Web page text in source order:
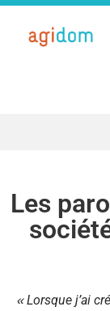
Les
«Lorsque j’ai